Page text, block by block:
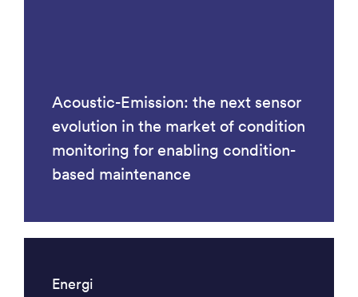
Acoustic-Emission: the next sensor
evolution in the market of condition
monitoring for enabling condition-
based maintenance
Energi